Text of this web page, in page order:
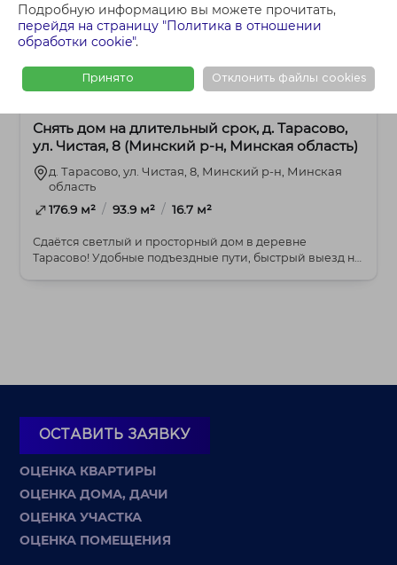
Подробную информацию вы можете прочитать,
перейдя на страницу "Политика в отношении
обработки cookie".
Принято Отклонить файлы cookies
4+-комнатная 3 470 BYN
Снять дом на длительный срок, д. Тарасово,
ул. Чистая, 8 (Минский р-н, Минская область)
д. Тарасово, ул. Чистая, 8, Минский р-н, Минская
область
176.9 м² / 93.9 м² / 16.7 м²
Сдаётся светлый и просторный дом в деревне
Тарасово! Удобные подъездные пути, быстрый выезд на
ОСТАВИТЬ ЗАЯВКУ
ОЦЕНКА КВАРТИРЫ
ОЦЕНКА ДОМА, ДАЧИ
ОЦЕНКА УЧАСТКА
ОЦЕНКА ПОМЕЩЕНИЯ